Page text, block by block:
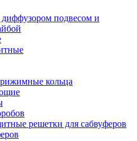
подвесом и
кольца
решетки для сабвуферов